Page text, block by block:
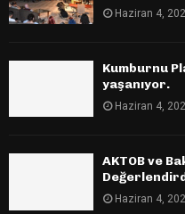
Haziran 4,
Kumburnu
yaşanıyor.
Haziran 4,
AKTOB ve
Haziran 4,